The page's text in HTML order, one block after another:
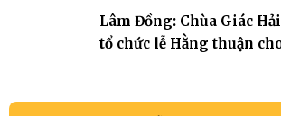
Lâm Đồng: Chùa Giác
tổ chức lễ Hằng thuận